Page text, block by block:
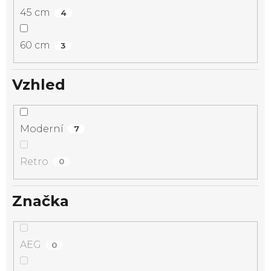
45 cm 4
60 cm 3
Vzhled
Moderní 7
Retro 0
Značka
AEG 0